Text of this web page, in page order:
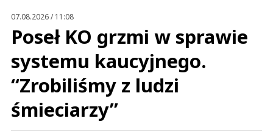
07.08.2026 / 11:08
Poseł KO grzmi w sprawie
systemu kaucyjnego.
“Zrobiliśmy z ludzi
śmieciarzy”